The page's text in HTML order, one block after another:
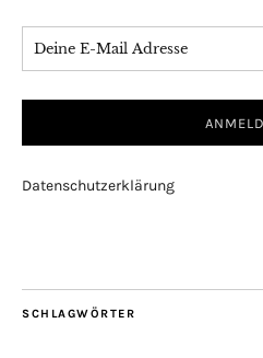
Datenschutzerklärung
SCHLAGWÖRTER